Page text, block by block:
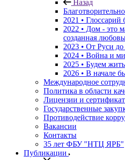
Назад
2021 • Глоссарий
2022 • Дом - это
созданная
2023 • От Руси
2024 • Война и
2025 • Будем
2026 • В начале
Международное
Политика в области
Лицензии и
Государственные
Противодействие
Вакансии
Контакты
35 лет ФБУ "НТЦ ЯРБ"
Публикации